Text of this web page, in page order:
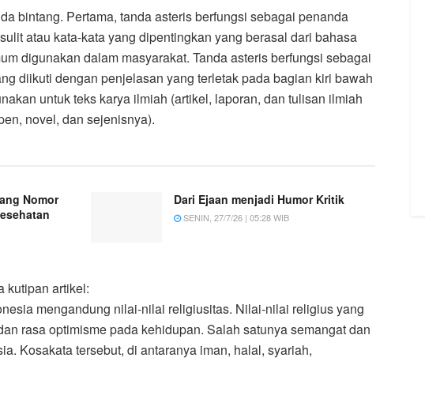
bintang. Pertama, tanda asteris berfungsi sebagai penanda
atau kata-kata yang dipentingkan yang berasal dari bahasa
digunakan dalam masyarakat. Tanda asteris berfungsi sebagai
diikuti dengan penjelasan yang terletak pada bagian kiri bawah
untuk teks karya ilmiah (artikel, laporan, dan tulisan ilmiah
novel, dan sejenisnya).
Nomor
Dari Ejaan menjadi Humor Kritik
SENIN, 27/7/26 | 05:28 WIB
kutipan artikel:
mengandung nilai-nilai religiusitas. Nilai-nilai religius yang
rasa optimisme pada kehidupan. Salah satunya semangat dan
Kosakata tersebut, di antaranya iman, halal, syariah,